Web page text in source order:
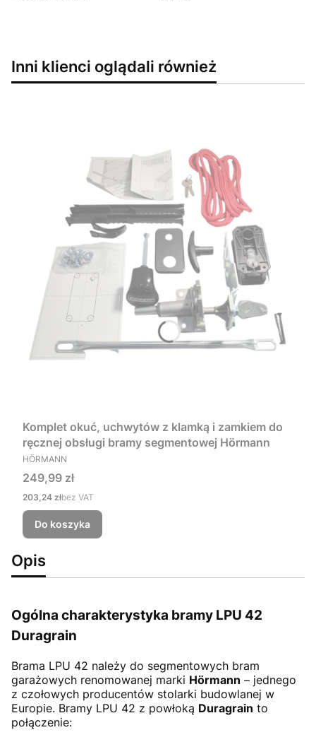
Inni klienci oglądali również
Komplet okuć, uchwytów z klamką i zamkiem do
ręcznej obsługi bramy segmentowej Hörmann
PRODUCENT
HÖRMANN
Cena
249,99 zł
Cena
203,24 złbez VAT
Do koszyka
Opis
Ogólna charakterystyka bramy LPU 42
Duragrain
Brama LPU 42 należy do segmentowych bram
garażowych renomowanej marki Hörmann – jednego
z czołowych producentów stolarki budowlanej w
Europie. Bramy LPU 42 z powłoką Duragrain to
połączenie: